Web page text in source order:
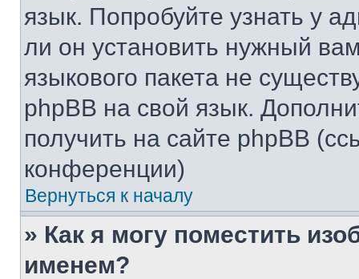
язык. Попробуйте узнать у
ли он установить нужный
языкового пакета не
phpBB на свой язык.
получить на сайте phpBB
конференции)
Вернуться к началу
» Как я могу поместить
именем?